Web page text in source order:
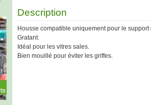
Description
Housse compatible uniquement pour le support
Gratant.
Idéal pour les vitres sales.
Bien mouillé pour éviter les griffes.